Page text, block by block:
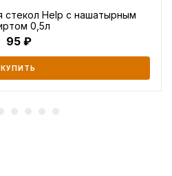
Help с нашатырным
0,5л
95
КУПИТЬ